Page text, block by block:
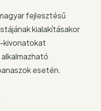
fejlesztésű
kialakításakor
kivonatokat
esetén.